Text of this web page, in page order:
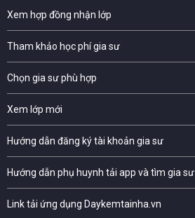
Xem hợp đồng nhận lớp
Tham khảo học phí gia sư
Chọn gia sư phù hợp
Xem lớp mới
Hướng dẫn đăng ký tài khoản gia sư
Hướng dẫn phụ huynh tải app và tìm gia sư
Link tải ứng dụng Daykemtainha.vn